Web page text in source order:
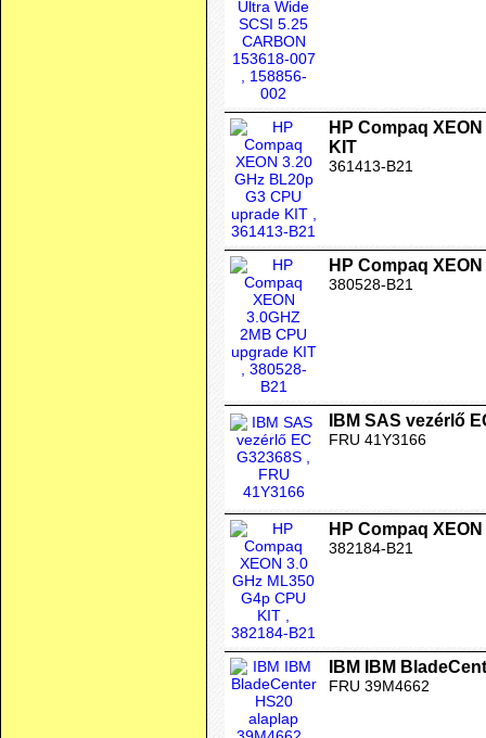
HP Compaq
KIT
361413-B21
HP Compaq
380528-B21
IBM SAS vezérlő
FRU 41Y3166
HP Compaq
382184-B21
IBM IBM
FRU 39M4662